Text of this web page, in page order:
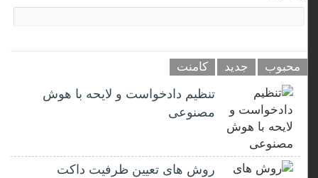
محبوب جدید کامنت
تنظیم دادخواست و لایحه با هوش
مصنوعی
روش های تعیین ظرفیت داکت